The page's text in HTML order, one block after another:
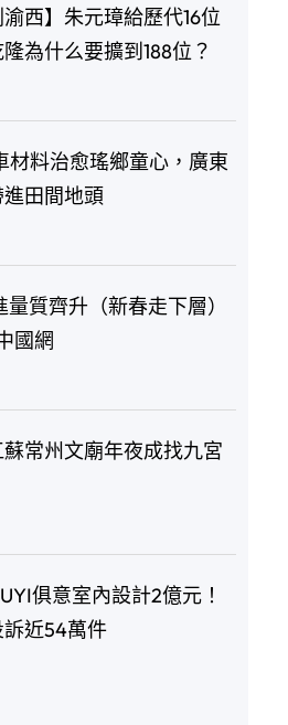
渝西】朱元璋給歷代16位
為什么要擴到188位？
材料治愈瑤鄉童心，廣東
田間地頭
質齊升（新春走下層）
國網
蘇常州文廟年夜成找九宮
俱意室內設計2億元！
近54萬件